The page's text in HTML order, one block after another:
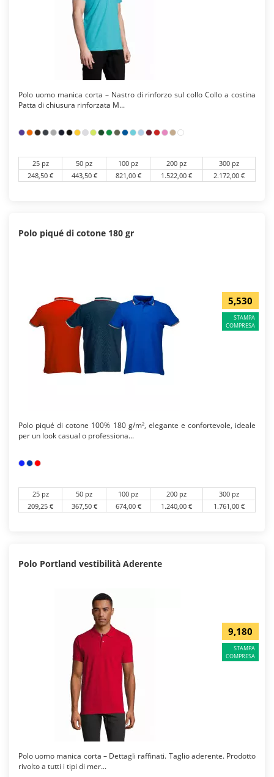
Polo uomo manica corta – Nastro di rinforzo sul collo Collo a costina
Patta di chiusura rinforzata M...
25 pz 50 pz 100 pz 200 pz
300 pz
248,50 €
443,50 € 821,00 € 1.522,00 € 2.172,00 €
Polo piqué di cotone 180 gr
5,530
STAMPA
COMPRESA
Polo piqué di cotone 100% 180 g/m², elegante e confortevole, ideale
per un look casual o professiona...
25 pz 50 pz 100 pz 200 pz
300 pz
209,25 €
367,50 € 674,00 € 1.240,00 € 1.761,00 €
Polo Portland vestibilità Aderente
9,180
STAMPA
COMPRESA
Polo uomo manica corta – Dettagli raffinati. Taglio aderente. Prodotto
rivolto a tutti i tipi di mer...